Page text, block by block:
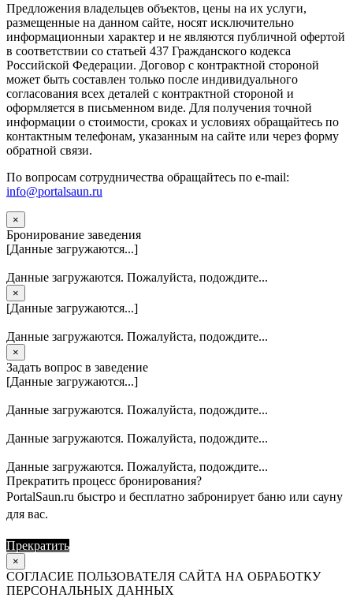
Предложения владельцев объектов, цены на их услуги,
размещенные на данном сайте, носят исключительно
информационныи характер и не являются публичной офертой
в соответствии со статьей 437 Гражданского кодекса
Российской Федерации. Договор с контрактной стороной
может быть составлен только после индивидуального
согласования всех деталей с контрактной стороной и
оформляется в письменном виде. Для получения точной
информации о стоимости, сроках и условиях обращайтесь по
контактным телефонам, указанным на сайте или через форму
обратной связи.
По вопросам сотрудничества обращайтесь по e-mail:
info@portalsaun.ru
×
Бронирование заведения
[Данные загружаются...]
Данные загружаются. Пожалуйста, подождите...
×
[Данные загружаются...]
Данные загружаются. Пожалуйста, подождите...
×
Задать вопрос в заведение
[Данные загружаются...]
Данные загружаются. Пожалуйста, подождите...
Данные загружаются. Пожалуйста, подождите...
Данные загружаются. Пожалуйста, подождите...
Прекратить процесс бронирования?
PortalSaun.ru быстро и бесплатно забронирует баню или сауну
для вас.
Прекратить
×
СОГЛАСИЕ ПОЛЬЗОВАТЕЛЯ САЙТА НА ОБРАБОТКУ
ПЕРСОНАЛЬНЫХ ДАННЫХ